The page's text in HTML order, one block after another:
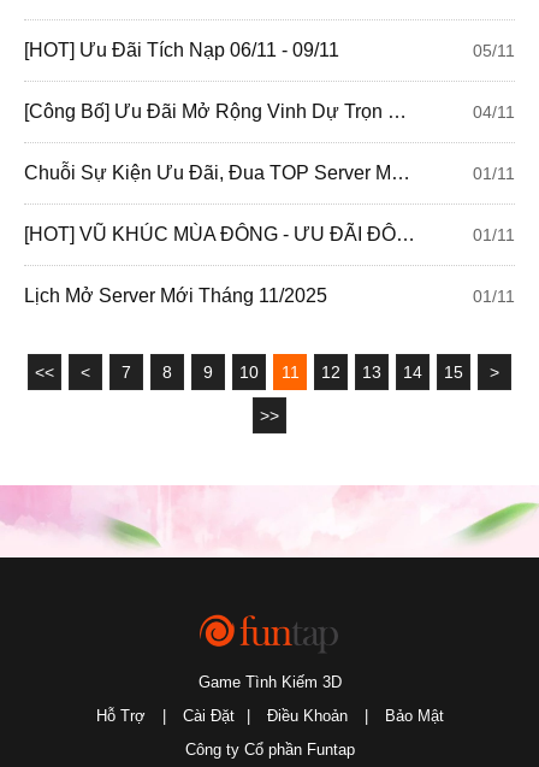
[HOT] Ưu Đãi Tích Nạp 06/11 - 09/11 05/11
[Công Bố] Ưu Đãi Mở Rộng Vinh Dự Trọn Đời 2025 04/11
Chuỗi Sự Kiện Ưu Đãi, Đua TOP Server Mới Tháng 11/2025 01/11
[HOT] VŨ KHÚC MÙA ĐÔNG - ƯU ĐÃI ĐÔNG VỀ 01/11
Lịch Mở Server Mới Tháng 11/2025 01/11
<< < 7 8 9 10 11 12 13 14 15 >
>>
Game Tình Kiếm 3D
Hỗ Trợ
Cài Đặt Điều Khoản
Bảo Mật
Công ty Cổ phần Funtap